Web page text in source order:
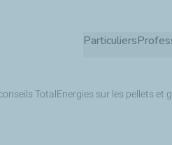
Particuliers
TotalEnergies sur les pellets et